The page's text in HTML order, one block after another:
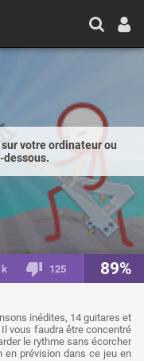
votre ordinateur ou
dessous.
k 125 89%
inédites, 14 guitares et
vous faudra être concentré
le rythme sans écorcher
en prévision dans ce jeu en